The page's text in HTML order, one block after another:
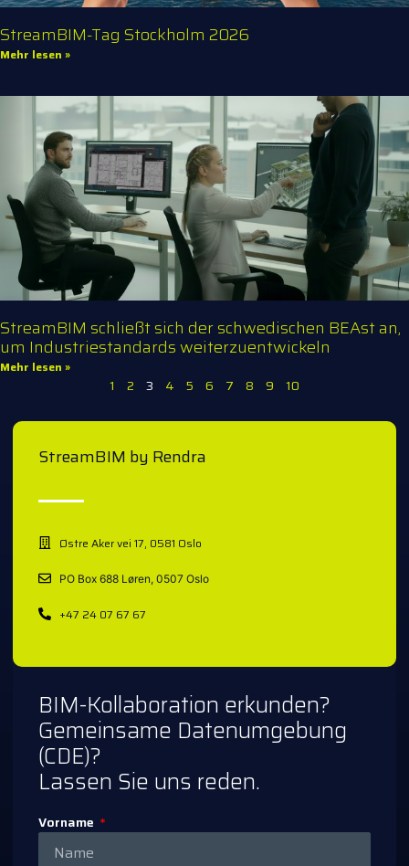
StreamBIM-Tag Stockholm 2026
Mehr lesen »
StreamBIM schließt sich der schwedischen BEAst an,
um Industriestandards weiterzuentwickeln
Mehr lesen »
1 2 3 4 5 6 7 8 9 10
StreamBIM by Rendra
Østre Aker vei 17, 0581 Oslo
PO Box 688 Løren, 0507 Oslo
+47 24 07 67 67
BIM-Kollaboration erkunden?
Gemeinsame Datenumgebung
(CDE)?
Lassen Sie uns reden.
Vorname